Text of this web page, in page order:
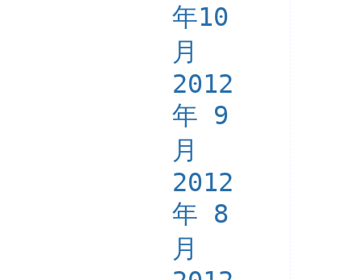
年10
月
2012
年 9
月
2012
年 8
月